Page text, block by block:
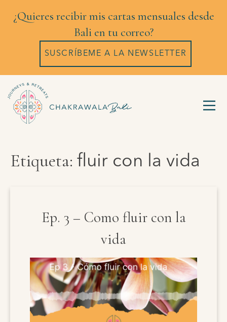
¿Quieres recibir mis cartas mensuales desde
Bali en tu correo?
SUSCRÍBEME A LA NEWSLETTER
Etiqueta: fluir con la vida
Ep. 3 – Como fluir con la
vida